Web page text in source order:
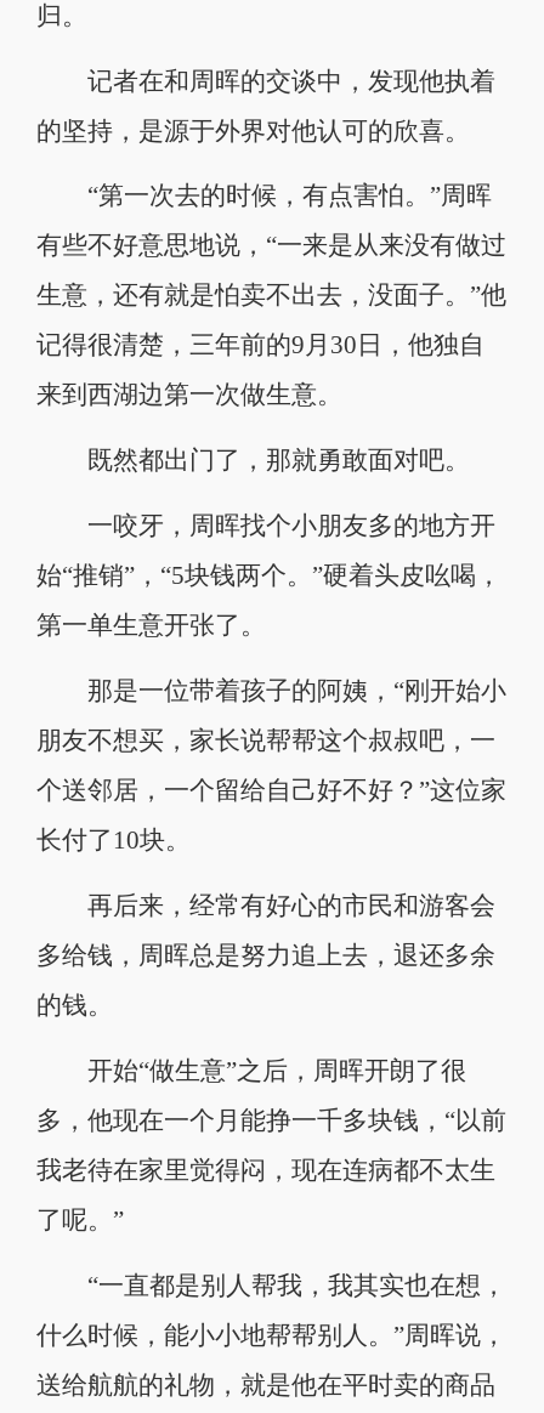
归。
记者在和周晖的交谈中，发现他执着
的坚持，是源于外界对他认可的欣喜。
“第一次去的时候，有点害怕。”周晖
有些不好意思地说，“一来是从来没有做过
生意，还有就是怕卖不出去，没面子。”他
记得很清楚，三年前的9月30日，他独自
来到西湖边第一次做生意。
既然都出门了，那就勇敢面对吧。
一咬牙，周晖找个小朋友多的地方开
始“推销”，“5块钱两个。”硬着头皮吆喝，
第一单生意开张了。
那是一位带着孩子的阿姨，“刚开始小
朋友不想买，家长说帮帮这个叔叔吧，一
个送邻居，一个留给自己好不好？”这位家
长付了10块。
再后来，经常有好心的市民和游客会
多给钱，周晖总是努力追上去，退还多余
的钱。
开始“做生意”之后，周晖开朗了很
多，他现在一个月能挣一千多块钱，“以前
我老待在家里觉得闷，现在连病都不太生
了呢。”
“一直都是别人帮我，我其实也在想，
什么时候，能小小地帮帮别人。”周晖说，
送给航航的礼物，就是他在平时卖的商品